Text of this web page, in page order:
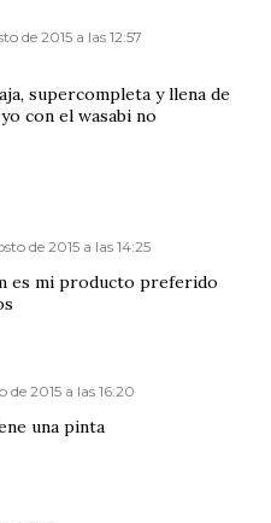
de 2015 a las 12:57
supercompleta y llena de
con el wasabi no
de 2015 a las 14:25
es mi producto preferido
de 2015 a las 16:20
una pinta